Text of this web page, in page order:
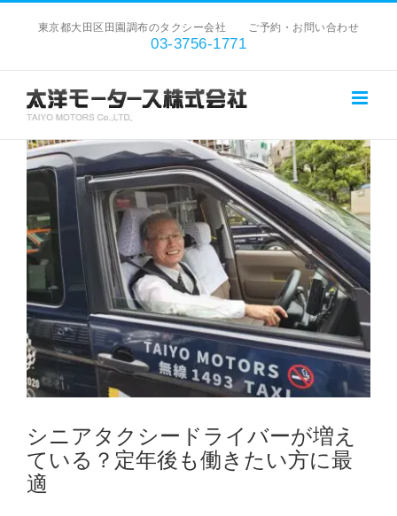
東京都大田区田園調布のタクシー会社 ご予約・お問い合わせ
03-3756-1771
View
Larger
Image
シニアタクシードライバーが増え
ている？定年後も働きたい方に最
適